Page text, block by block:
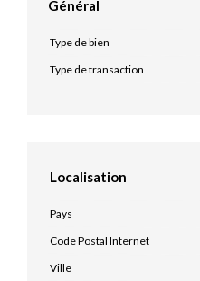
Général
Type de bien
Type de transaction
Localisation
Pays
Code Postal Internet
Ville